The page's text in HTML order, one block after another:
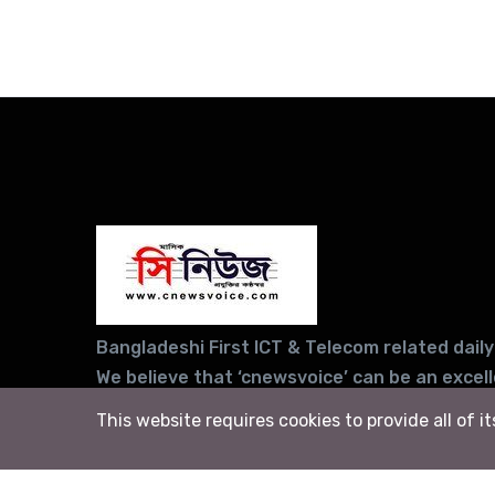
Bangladeshi First ICT & Telecom related
We believe that ‘cnewsvoice’ can be an
your products/services information to the
sections of people in general and your
This website requires cookies to provide all of